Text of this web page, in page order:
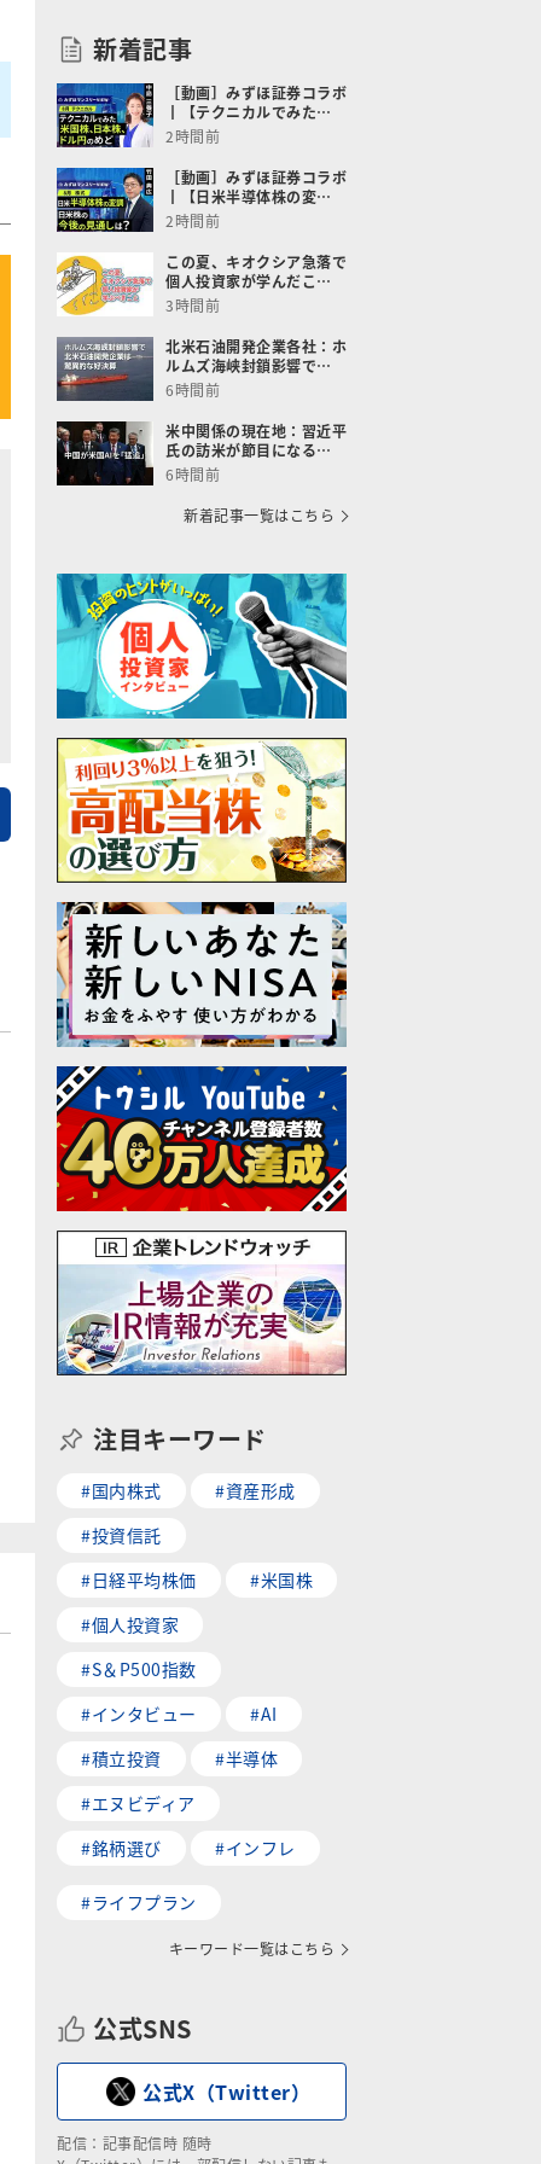
新着記事
［動画］みずほ証券コラボ
┃【テクニカルでみた…
2時間前
［動画］みずほ証券コラボ
┃【日米半導体株の変…
2時間前
この夏、キオクシア急落で
個人投資家が学んだこ…
3時間前
北米石油開発企業各社：ホ
ルムズ海峡封鎖影響で…
6時間前
米中関係の現在地：習近平
氏の訪米が節目になる…
6時間前
新着記事一覧はこちら
注目キーワード
#国内株式
#資産形成
#投資信託
#日経平均株価
#米国株
#個人投資家
#S＆P500指数
#インタビュー
#AI
#積立投資
#半導体
#エヌビディア
#銘柄選び
#インフレ
#ライフプラン
キーワード一覧はこちら
公式SNS
公式X（Twitter）
配信：記事配信時 随時